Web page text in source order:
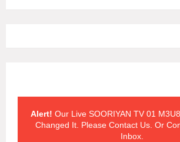
Alert! Our Live SOORIYAN TV 01
Changed It. Please Contact Us. Or
Inbox.